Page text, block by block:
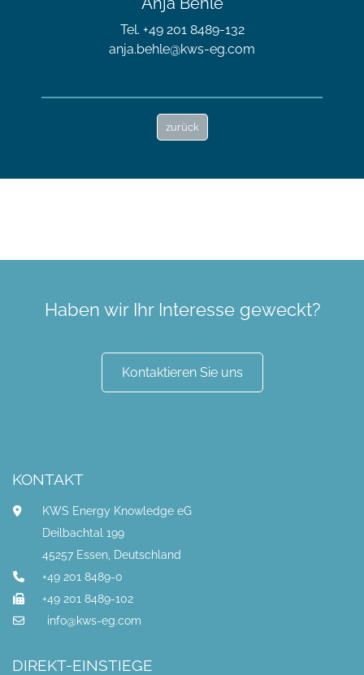
Tel. +49 201 8489-132
anja.behle@kws-eg.com
zurück
Haben wir Ihr Interesse geweckt?
Kontaktieren Sie uns
KONTAKT
KWS Energy Knowledge eG
Deilbachtal 199
45257 Essen, Deutschland
+49 201 8489-0
+49 201 8489-102
info@kws-eg.com
DIREKT-EINSTIEGE